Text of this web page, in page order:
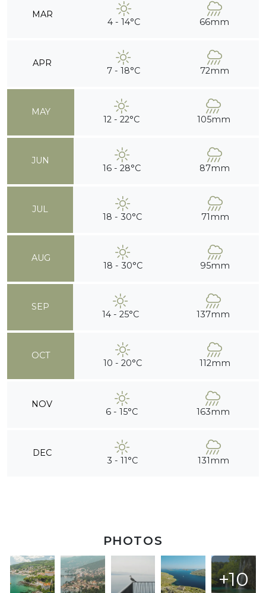
MAR
4 - 14°C 66mm
APR
7 - 18°C 72mm
MAY
12 - 22°C 105mm
JUN
16 - 28°C 87mm
JUL
18 - 30°C 71mm
AUG
18 - 30°C 95mm
SEP
14 - 25°C 137mm
OCT
10 - 20°C 112mm
NOV
6 - 15°C 163mm
DEC
3 - 11°C 131mm
PHOTOS
+10